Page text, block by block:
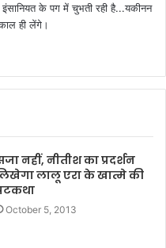
के पग में चुभती रही है...यकीनन
ही लेंगे।
नहीं, नीतीश का प्रदर्शन
लालू एरा के खात्मे की
October 5, 2013